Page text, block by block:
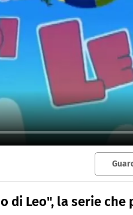
di Leo", la serie